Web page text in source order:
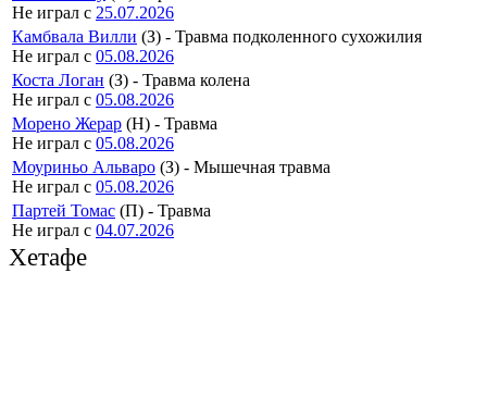
Не играл с 25.07.2026
Камбвала Вилли (З) - Травма подколенного сухожилия
Не играл с 05.08.2026
Коста Логан (З) - Травма колена
Не играл с 05.08.2026
Морено Жерар (Н) - Травма
Не играл с 05.08.2026
Моуриньо Альваро (З) - Мышечная травма
Не играл с 05.08.2026
Партей Томас (П) - Травма
Не играл с 04.07.2026
Хетафе